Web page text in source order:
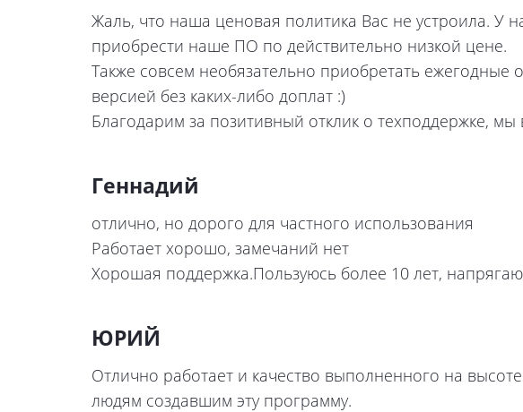
Жаль, что наша ценовая политика Вас не устроила. У
приобрести наше ПО по действительно низкой цене.
Также совсем необязательно приобретать
версией без каких-либо доплат :)
Благодарим за позитивный отклик о техподдержке,
Геннадий
отлично, но дорого для частного использования
Работает хорошо, замечаний нет
Хорошая поддержка.Пользуюсь более 10 лет,
ЮРИЙ
Отлично работает и качество выполненного на
людям создавшим эту программу.